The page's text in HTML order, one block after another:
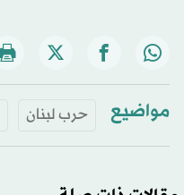
مواضيع حرب لبنان